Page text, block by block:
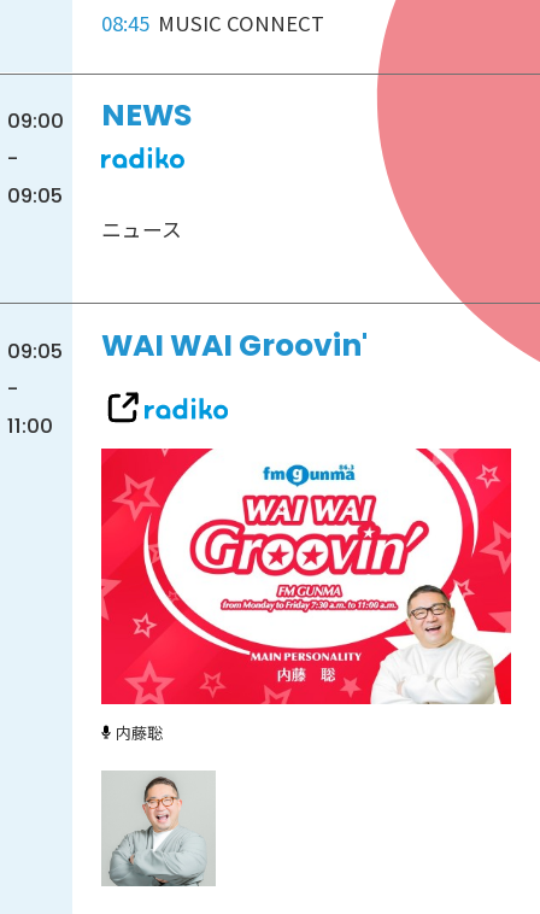
08:45 MUSIC CONNECT
09:00
-
09:05
NEWS
ニュース
09:05
-
11:00
WAI WAI Groovin'
内藤聡